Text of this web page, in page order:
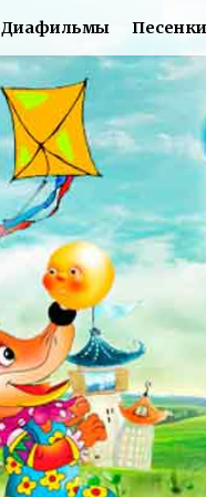
Диафильмы Песенки